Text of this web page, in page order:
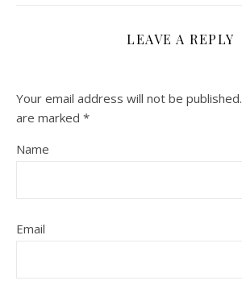
LEAVE A REPLY
Your email address will not be published.
are marked *
Name
Email